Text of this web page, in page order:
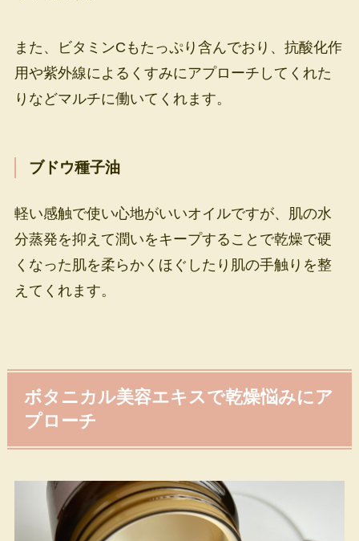
また、ビタミンCもたっぷり含んでおり、抗酸化作
用や紫外線によるくすみにアプローチしてくれた
りなどマルチに働いてくれます。
ブドウ種子油
軽い感触で使い心地がいいオイルですが、肌の水
分蒸発を抑えて潤いをキープすることで乾燥で硬
くなった肌を柔らかくほぐしたり肌の手触りを整
えてくれます。
ボタニカル美容エキスで乾燥悩みにア
プローチ